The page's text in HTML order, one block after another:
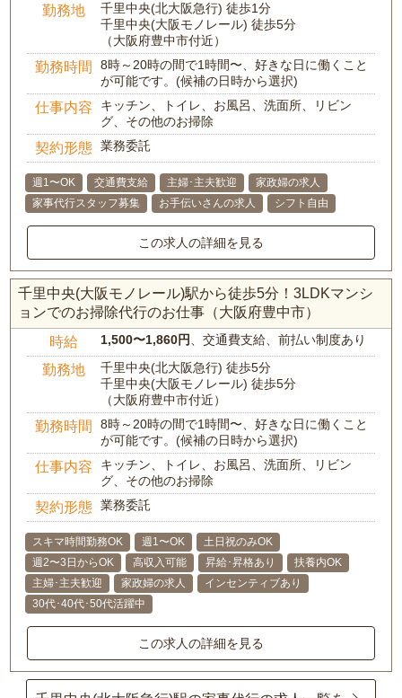
勤務地
千里中央(北大阪急行) 徒歩1分
千里中央(大阪モノレール) 徒歩5分
（大阪府豊中市付近）
勤務時間
8時～20時の間で1時間〜、好きな日に働くこと
が可能です。(候補の日時から選択)
仕事内容
キッチン、トイレ、お風呂、洗面所、リビン
グ、その他のお掃除
契約形態 業務委託
週1〜OK 交通費支給 主婦･主夫歓迎
家政婦の求人
家事代行スタッフ募集
お手伝いさんの求人 シフト自由
この求人の詳細を見る
千里中央(大阪モノレール)駅から徒歩5分！3LDKマンシ
ョンでのお掃除代行のお仕事（大阪府豊中市）
時給 1,500〜1,860円、交通費支給、前払い制度あり
勤務地
千里中央(北大阪急行) 徒歩5分
千里中央(大阪モノレール) 徒歩5分
（大阪府豊中市付近）
勤務時間
8時～20時の間で1時間〜、好きな日に働くこと
が可能です。(候補の日時から選択)
仕事内容
キッチン、トイレ、お風呂、洗面所、リビン
グ、その他のお掃除
契約形態 業務委託
スキマ時間勤務OK 週1〜OK
土日祝のみOK
週2〜3日からOK
高収入可能 昇給･昇格あり
扶養内OK
主婦･主夫歓迎
家政婦の求人
インセンティブあり
30代･40代･50代活躍中
この求人の詳細を見る